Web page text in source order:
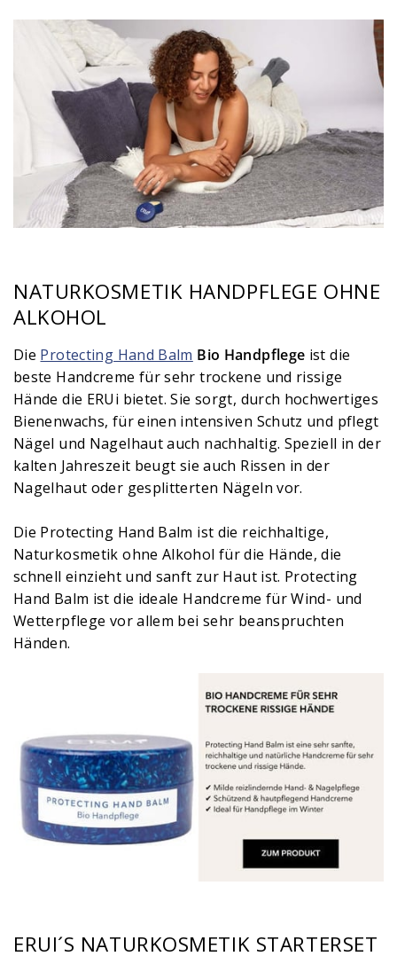
NATURKOSMETIK HANDPFLEGE OHNE
ALKOHOL
Die Protecting Hand Balm Bio Handpflege ist die
beste Handcreme für sehr trockene und rissige
Hände die ERUi bietet. Sie sorgt, durch hochwertiges
Bienenwachs, für einen intensiven Schutz und pflegt
Nägel und Nagelhaut auch nachhaltig. Speziell in der
kalten Jahreszeit beugt sie auch Rissen in der
Nagelhaut oder gesplitterten Nägeln vor.
Die Protecting Hand Balm ist die reichhaltige,
Naturkosmetik ohne Alkohol für die Hände, die
schnell einzieht und sanft zur Haut ist. Protecting
Hand Balm ist die ideale Handcreme für Wind- und
Wetterpflege vor allem bei sehr beanspruchten
Händen.
ERUI´S NATURKOSMETIK STARTERSET